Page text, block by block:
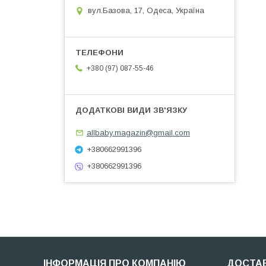
вул.Базова, 17, Одеса, Україна
+380 (97) 087-55-46
allbaby.magazin@gmail.com
+380662991396
+380662991396
ІНФОРМАЦІЯ ПРО КОМПАНІЮ